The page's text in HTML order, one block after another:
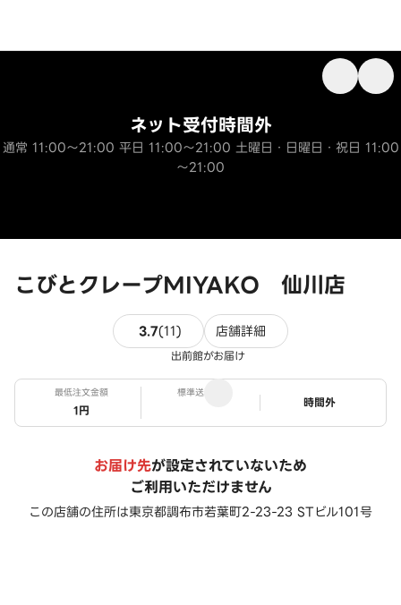
こびとクレープMIYAKO 仙川店
ネット受付時間外
通常 11:00～21:00 平日 11:00～21:00 土曜日・日曜日・祝日 11:00
～21:00
3.7(11) 11件のレビュー
店舗詳細
出前館がお届け
最低注文金額
1円
標準送料
ステータス
時間外
お届け先が設定されていないため
ご利用いただけません
この店舗の住所は東京都調布市若葉町2-23-23 STビル101号